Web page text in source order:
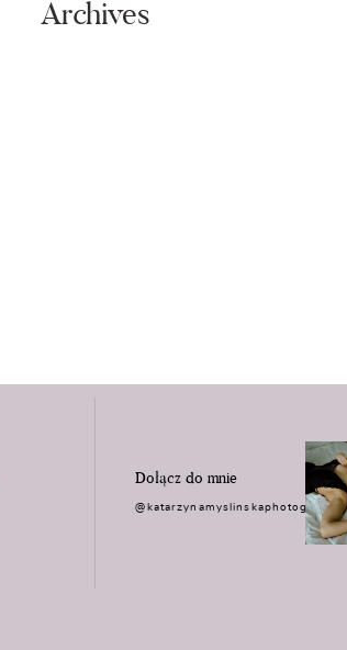
Archives
Dołącz do mnie
@katarzynamyslinskaphotography